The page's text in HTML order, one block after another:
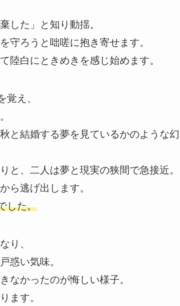
した」と知り動揺。
守ろうと咄嗟に抱き寄せます。
白にときめきを感じ始めます。
覚え、
と結婚する夢を見ているかのような幻
と、二人は夢と現実の狭間で急接近。
ら逃げ出します。
した。
り、
惑い気味。
なかったのが悔しい様子。
ます。